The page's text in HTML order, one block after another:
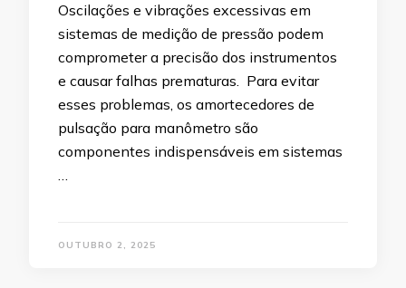
Oscilações e vibrações excessivas em
sistemas de medição de pressão podem
comprometer a precisão dos instrumentos
e causar falhas prematuras. Para evitar
esses problemas, os amortecedores de
pulsação para manômetro são
componentes indispensáveis em sistemas
…
OUTUBRO 2, 2025